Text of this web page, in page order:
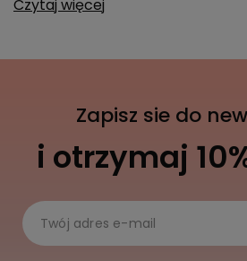
Czytaj więcej
Zapisz sie do
i otrzymaj
Twój adres e-mail